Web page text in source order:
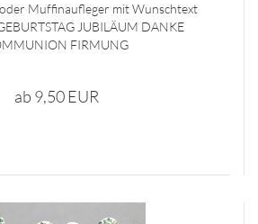
Muffinaufleger mit Wunschtext
JUBILÄUM DANKE
FIRMUNG
ab 9,50 EUR